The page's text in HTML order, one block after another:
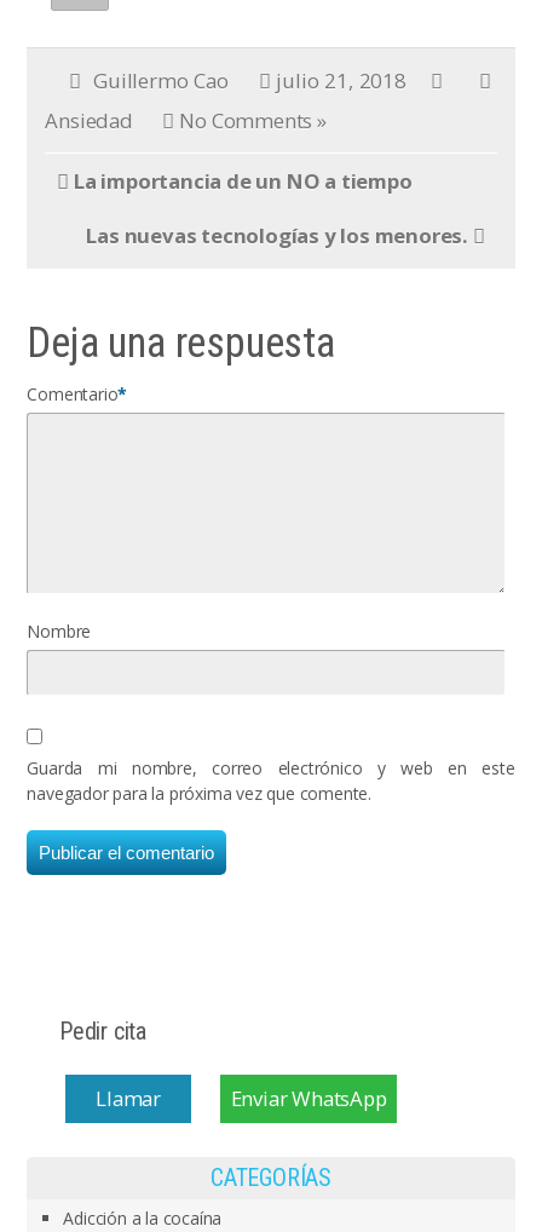
Guillermo Cao
julio 21, 2018
Ansiedad
No Comments »
La importancia de un NO a tiempo
Las nuevas tecnologías y los menores.
Deja una respuesta
Comentario*
Nombre
Guarda mi nombre, correo electrónico y web en este
navegador para la próxima vez que comente.
Pedir cita
Llamar Enviar WhatsApp
CATEGORÍAS
Adicción a la cocaína